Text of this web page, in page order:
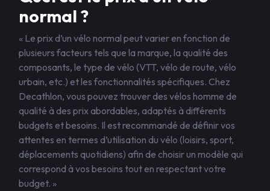
normal ?
« Le prix d’un vélo normal peut varier en fonction de
plusieurs facteurs tels que la marque, la qualité des
composants, le type de vélo (VTT, vélo de route, vélo
urbain, etc.) et les fonctionnalités spécifiques. Chez
Decathlon, vous pouvez trouver des vélos homme de
qualité à des prix abordables, adaptés à différents
budgets et besoins. Il est recommandé de définir vos
attentes en termes d’utilisation du vélo (loisirs, sport,
déplacements quotidiens) afin de choisir un modèle qui
correspond à vos besoins tout en respectant votre
budget. »